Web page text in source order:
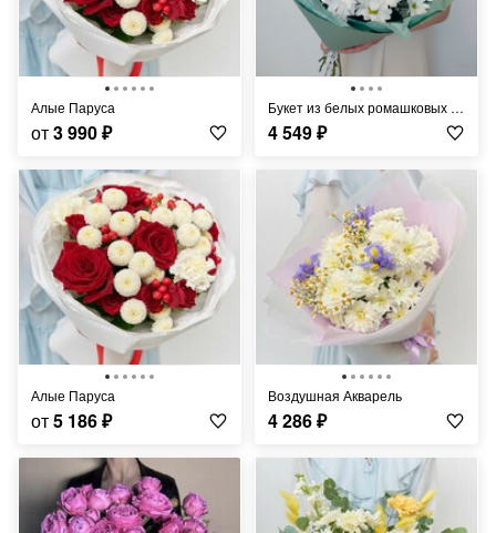
Алые Паруса
от3 990₽
Букет из белых ромашковых хризантем
4 549₽
Алые Паруса
от5 186₽
Воздушная Акварель
4 286₽